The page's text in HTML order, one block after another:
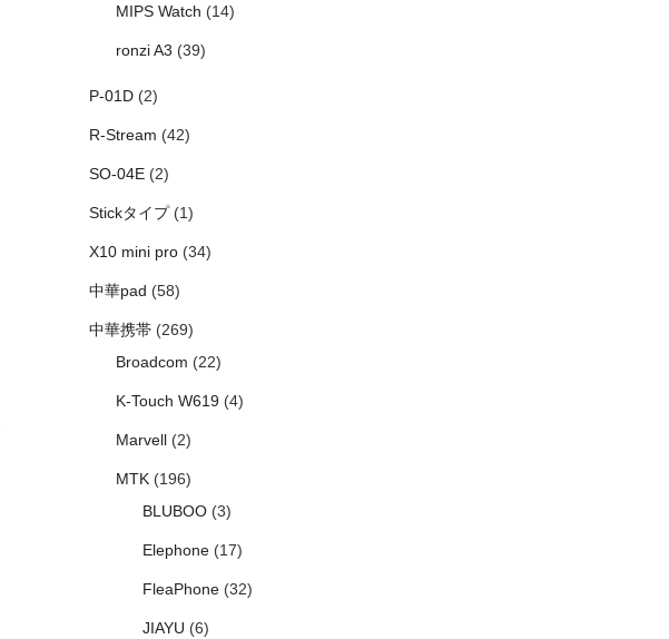
MIPS Watch (14)
ronzi A3 (39)
P-01D(2)
R-Stream (42)
SO-04E(2)
Stickタイプ(1)
X10 mini pro(34)
中華pad (58)
中華携帯(269)
Broadcom (22)
K-Touch W619(4)
Marvell(2)
MTK(196)
BLUBOO(3)
Elephone(17)
FleaPhone(32)
JIAYU (6)